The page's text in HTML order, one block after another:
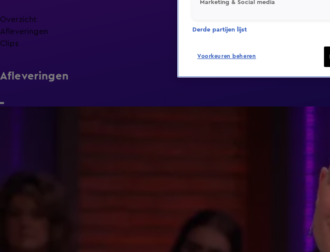
Overzicht
Afleveringen
Clips
Afleveringen
Marketing & Social media
Derde partijen lijst
Voorkeuren beheren